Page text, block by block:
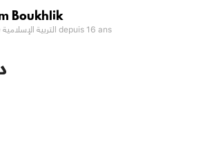
Boukhlik
Enseignant de التربية الإسلامية depuis 16 ans